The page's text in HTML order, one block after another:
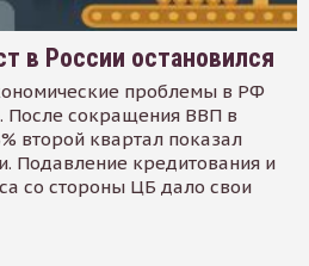
в России остановился
проблемы в РФ
После сокращения ВВП в
второй квартал показал
Подавление кредитования и
со стороны ЦБ дало свои